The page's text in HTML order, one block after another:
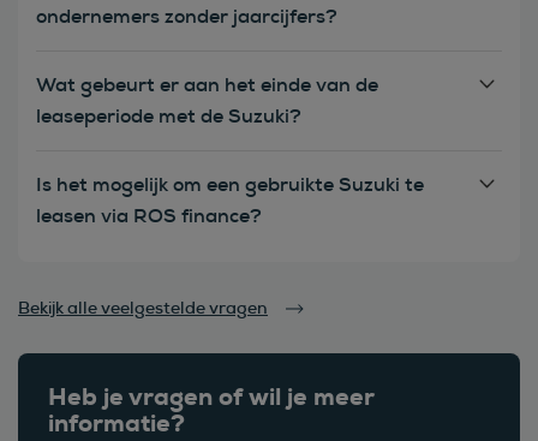
Heb je vragen of wil je meer
informatie?
ondernemers zonder jaarcijfers?
Wat gebeurt er aan het einde van de
leaseperiode met de Suzuki?
Is het mogelijk om een gebruikte Suzuki te
leasen via ROS finance?
Bekijk alle veelgestelde vragen